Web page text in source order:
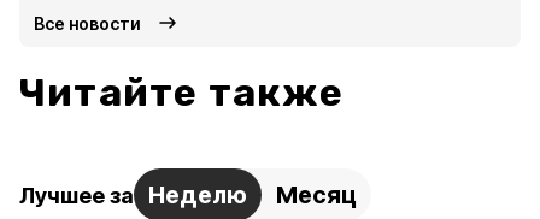
Все новости
Читайте также
Лучшее за Неделю Месяц